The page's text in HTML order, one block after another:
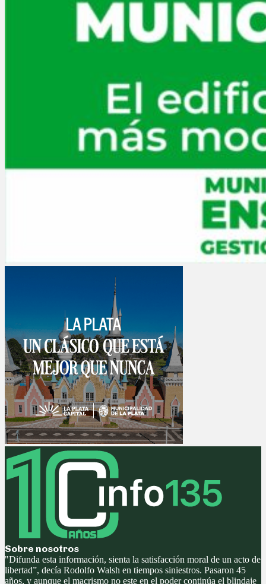
Sobre nosotros
"Difunda esta información, sienta la satisfacción moral de un acto de
libertad”, decía Rodolfo Walsh en tiempos siniestros. Pasaron 45
años, y aunque el macrismo no este en el poder continúa el blindaje